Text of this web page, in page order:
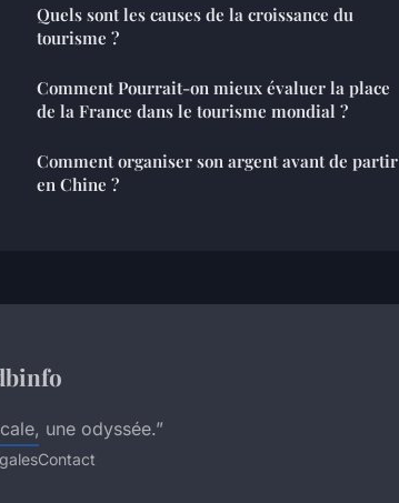
Quels sont les causes de la croissance du
tourisme ?
Comment Pourrait-on mieux évaluer la place
de la France dans le tourisme mondial ?
Comment organiser son argent avant de partir
en Chine ?
une odyssée.”
Contact